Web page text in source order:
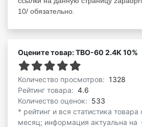
10/ обязательно.
Оцените товар: ТВО-60 2.4К 10%
Количество просмотров: 1328
Рейтинг товара: 4.6
Количество оценок: 533
* рейтинг и вся статистика товара
месяц; информация актуальна на